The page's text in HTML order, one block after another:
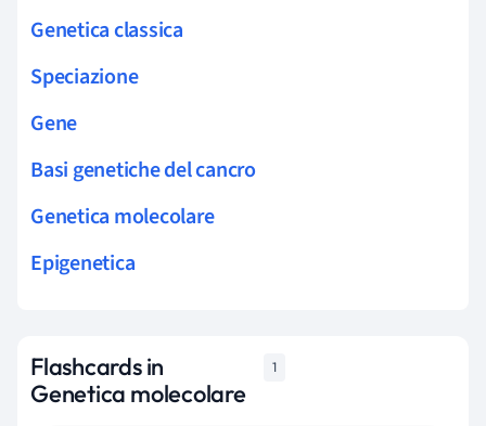
Genetica classica
Speciazione
Gene
Basi genetiche del cancro
Genetica molecolare
Epigenetica
Flashcards in
Genetica molecolare
1